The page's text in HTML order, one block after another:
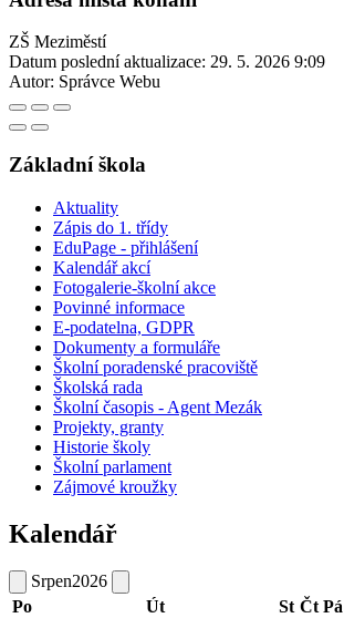
ZŠ Meziměstí
Datum poslední aktualizace: 29. 5. 2026 9:09
Autor: Správce Webu
Základní škola
Aktuality
Zápis do 1. třídy
EduPage - přihlášení
Kalendář akcí
Fotogalerie-školní akce
Povinné informace
E-podatelna, GDPR
Dokumenty a formuláře
Školní poradenské pracoviště
Školská rada
Školní časopis - Agent Mezák
Projekty, granty
Historie školy
Školní parlament
Zájmové kroužky
Kalendář
Srpen2026
Po
Út St Čt Pá